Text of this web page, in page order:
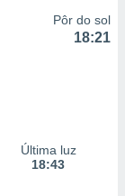
Pôr do sol
18:21
Última luz
18:43